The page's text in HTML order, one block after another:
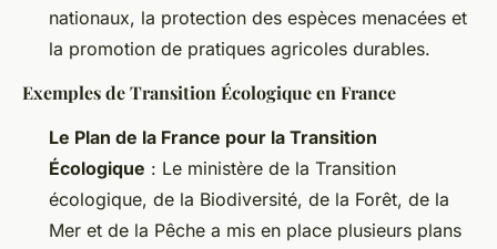
nationaux, la protection des espèces menacées et
la promotion de pratiques agricoles durables.
Exemples de Transition Écologique en France
Le Plan de la France pour la Transition
Écologique : Le ministère de la Transition
écologique, de la Biodiversité, de la Forêt, de la
Mer et de la Pêche a mis en place plusieurs plans